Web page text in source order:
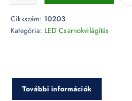
Cikkszám: 10203
Kategória: LED Csarnokvilágítás
További információk